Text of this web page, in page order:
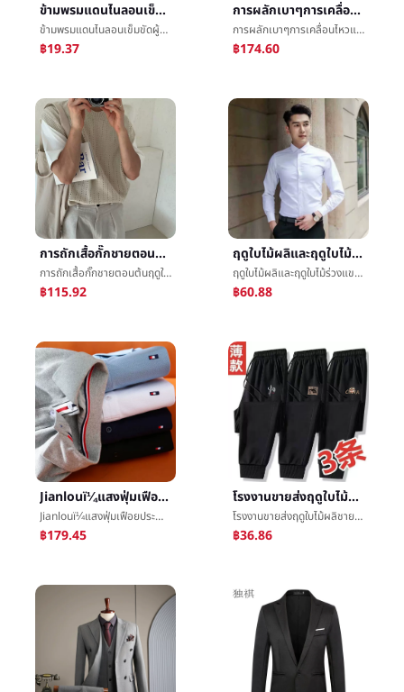
ข้ามพรมแดนไนลอนเข็มขัดผู้ชายแทรกหัวเข็มขัดกลางแจ้งการเคลื่อนไหวไม่โลหะต่อต้านโรคภูมิแพ้กลยุทธ์เข็มขัดLeisureเกาหลีระบายอากาศได้ดี
ข้ามพรมแดนไนลอนเข็มขัดผู้ชายแทรกหัวเข็มขัดกลางแจ้งการเคลื่อนไหวไม่โลหะต่อต้านโรคภูมิแพ้กลยุทธ์เข็มขัดLeisureเกาหลีระบายอากาศได้ดี
฿19.37
การผลักเบาๆการเคลื่อนไหวแขนยาวtเสื้อเชิ้ตผู้ชายปลอกคอครึ่งซิปสะกดสีนักรบหญิงฟิตเนสเสื้อผ้าการอบรมความยืดหยุ่นความเร็วแห้งเสื้อผ้า
การผลักเบาๆการเคลื่อนไหวแขนยาวtเสื้อเชิ้ตผู้ชายปลอกคอครึ่งซิปสะกดสีนักรบหญิงฟิตเนสเสื้อผ้าการอบรมความยืดหยุ่นความเร็วแห้งเสื้อผ้า
฿174.60
การถักเสื้อกั๊กชายตอนต้นฤดูใบไม้ร่วงใหม่เกาหลีฉบับที่ตีพิมพ์เทรนด์หลวมเสื้อกันหนาวเสื้อกั๊กบุคลิกภาพร้อยเอาข้างนอกเอาinsแจ็คเก็ต
การถักเสื้อกั๊กชายตอนต้นฤดูใบไม้ร่วงใหม่เกาหลีฉบับที่ตีพิมพ์เทรนด์หลวมเสื้อกันหนาวเสื้อกั๊กบุคลิกภาพร้อยเอาข้างนอกเอาinsแจ็คเก็ต
฿115.92
ฤดูใบไม้ผลิและฤดูใบไม้ร่วงแขนยาวขาวเสื้อเชิ้ตชายเกาหลีฉบับที่ตีพิมพ์บางเสื้อเชิ้ตอาชีพนิ้วเสื้องานแต่งตัวการงเกงทำงานหลวมๆออกเรือนการแต่งกายอย่างเป็นทางการ
ฤดูใบไม้ผลิและฤดูใบไม้ร่วงแขนยาวขาวเสื้อเชิ้ตชายเกาหลีฉบับที่ตีพิมพ์บางเสื้อเชิ้ตอาชีพนิ้วเสื้องานแต่งตัวการงเกงทำงานหลวมๆออกเรือนการแต่งกายอย่างเป็นทางการ
฿60.88
Jianlouï¼แสงฟุ่มเฟือยประคำพื้นดินฝ้ายความประณีตเย็บปักถักร้อยผู้ชายปกแขนสั้นเสื้อยืดคอกลมงานLeisureแขนสั้นPOLOเสื้อ
Jianlouï¼แสงฟุ่มเฟือยประคำพื้นดินฝ้ายความประณีตเย็บปักถักร้อยผู้ชายปกแขนสั้นเสื้อยืดคอกลมงานLeisureแขนสั้นPOLOเสื้อ
฿179.45
โรงงานขายส่งฤดูใบไม้ผลิชายกางเกงหลวมการเคลื่อนไหวกางเกงขายาวบางย่อหน้าระบายอากาศได้ดีน้ำขึ้นน้ำลงการ์ดLeisureใหญ่รหัสกำเท้าสูงวางระเบิดกางเกง
โรงงานขายส่งฤดูใบไม้ผลิชายกางเกงหลวมการเคลื่อนไหวกางเกงขายาวบางย่อหน้าระบายอากาศได้ดีน้ำขึ้นน้ำลงการ์ดLeisureใหญ่รหัสกำเท้าสูงวางระเบิดกางเกง
฿36.86